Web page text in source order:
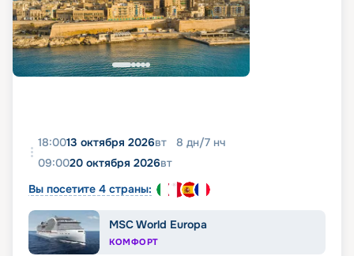
18:0013 октября 2026вт 8 дн/7 нч
09:0020 октября 2026вт
Вы посетите 4 страны:
MSC World Europa
КОМФОРТ